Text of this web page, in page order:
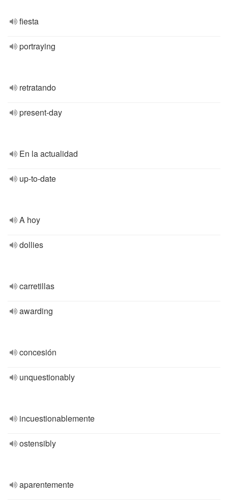
fiesta
portraying
retratando
present-day
En la actualidad
up-to-date
A hoy
dollies
carretillas
awarding
concesión
unquestionably
incuestionablemente
ostensibly
aparentemente